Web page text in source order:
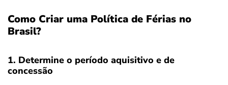
Como Criar uma Política de Férias no
Brasil?
1. Determine o período aquisitivo e de
concessão